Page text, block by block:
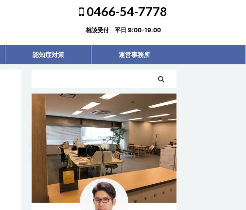
0466-54-7778
相談受付 平日 9:00-19:00
認知症対策 運営事務所